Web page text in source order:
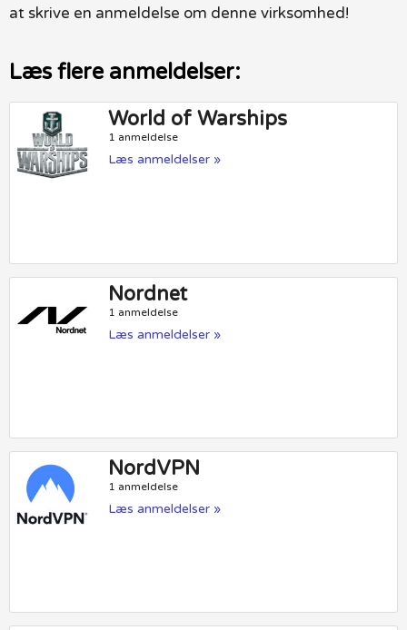
at skrive en anmeldelse om denne virksomhed!
Læs flere anmeldelser:
World of Warships
1 anmeldelse
Læs anmeldelser »
Nordnet
1 anmeldelse
Læs anmeldelser »
NordVPN
1 anmeldelse
Læs anmeldelser »